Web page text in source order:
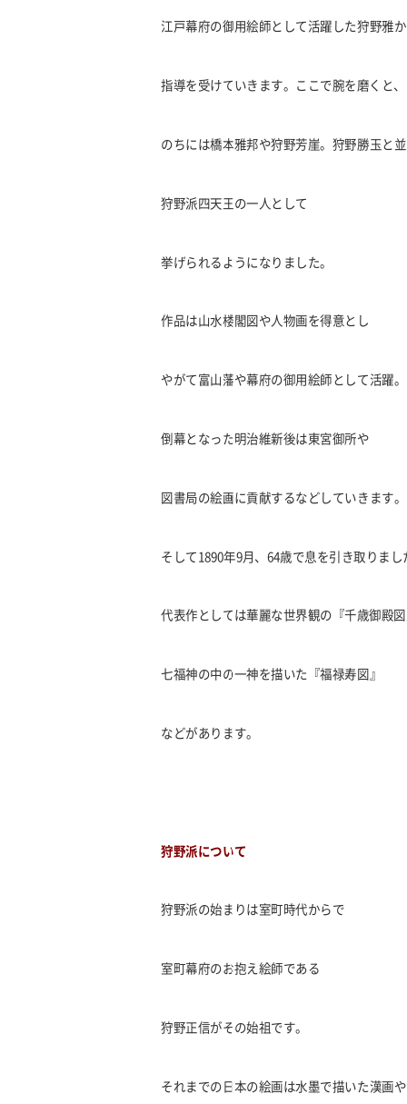
江戸幕府の御用絵師として活躍した狩野雅
指導を受けていきます。 ここで腕を磨くと、
のちには橋本雅邦や狩野芳崖。狩野勝玉と
狩野派四天王の一人として
挙げられるようになりました。
作品は山水楼閣図や人物画を得意とし
やがて富山藩や幕府の御用絵師として活躍。
倒幕となった明治維新後は東宮御所や
図書局の絵画に貢献するなどしていきます。
そして1890年9月、64歳で息を引き取りまし
代表作としては華麗な世界観の 『千歳御殿
七福神の中の一神を描いた『福禄寿図』
などがあります。
狩野派について
狩野派の始まりは室町時代からで
室町幕府のお抱え絵師である
狩野正信がその始祖です。
それまでの日本の絵画は水墨で描いた漢画や